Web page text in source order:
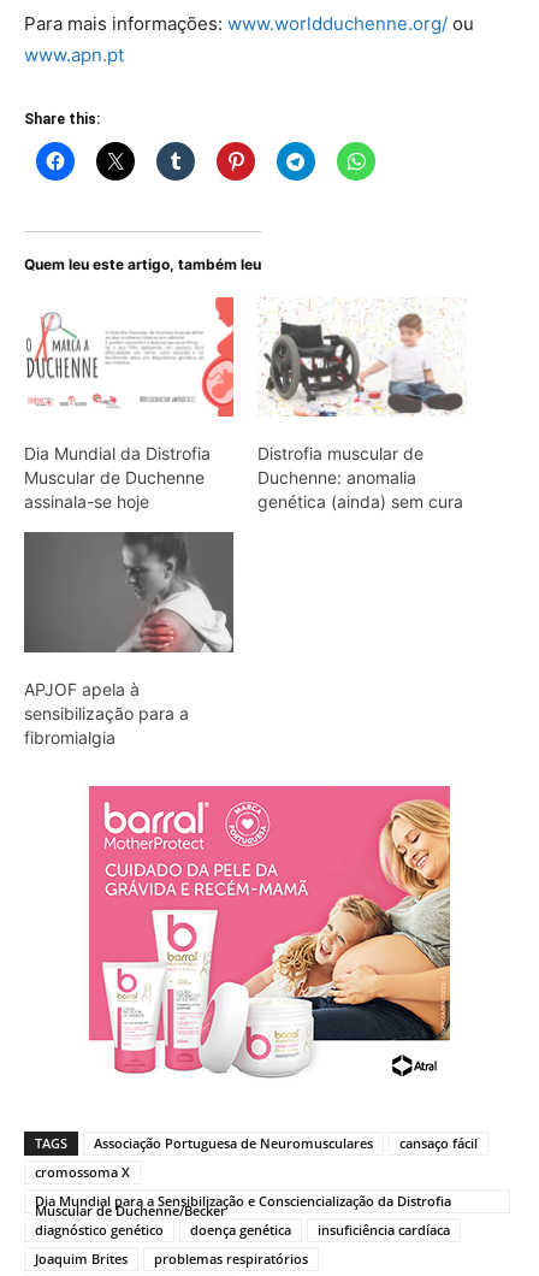
Para mais informações: www.worldduchenne.org/ ou
www.apn.pt
Share this:
Quem leu este artigo, também leu
Dia Mundial da Distrofia
Muscular de Duchenne
assinala-se hoje
Distrofia muscular de
Duchenne: anomalia
genética (ainda) sem cura
APJOF apela à
sensibilização para a
fibromialgia
TAGS Associação Portuguesa de Neuromusculares
cansaço fácil
cromossoma X
Dia Mundial para a Sensibilização e Consciencialização da Distrofia
Muscular de Duchenne/Becker
diagnóstico genético
doença genética
insuficiência cardíaca
Joaquim Brites
problemas respiratórios